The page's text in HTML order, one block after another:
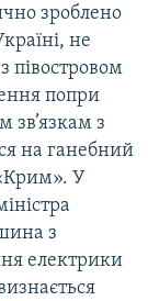
зроблено
не
півостровом
попри
з
на ганебний
У
з
електрики